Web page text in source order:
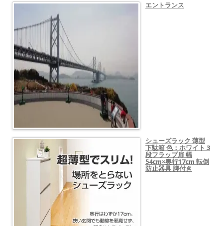
エントランス
シューズラック 薄型
下駄箱 色：ホワイト 3
段フラップ扉 幅
54cm×奥行17cm 転倒
防止器具 脚付き